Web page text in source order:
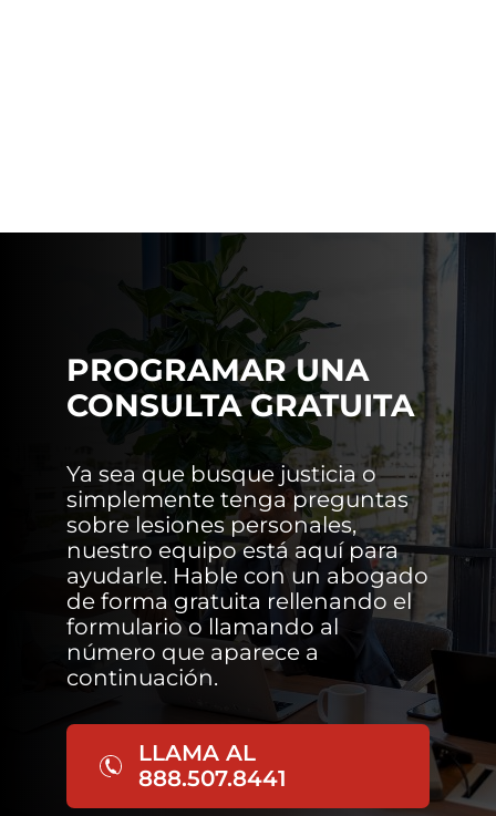
PROGRAMAR UNA
CONSULTA GRATUITA
Ya sea que busque justicia o
simplemente tenga preguntas
sobre lesiones personales,
nuestro equipo está aquí para
ayudarle. Hable con un abogado
de forma gratuita rellenando el
formulario o llamando al
número que aparece a
continuación.
LLAMA AL
888.507.8441